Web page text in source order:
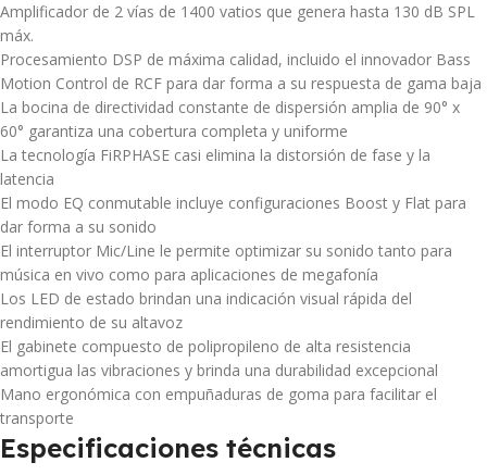
Amplificador de 2 vías de 1400 vatios que genera hasta 130 dB SPL
máx.
Procesamiento DSP de máxima calidad, incluido el innovador Bass
Motion Control de RCF para dar forma a su respuesta de gama baja
La bocina de directividad constante de dispersión amplia de 90° x
60° garantiza una cobertura completa y uniforme
La tecnología FiRPHASE casi elimina la distorsión de fase y la
latencia
El modo EQ conmutable incluye configuraciones Boost y Flat para
dar forma a su sonido
El interruptor Mic/Line le permite optimizar su sonido tanto para
música en vivo como para aplicaciones de megafonía
Los LED de estado brindan una indicación visual rápida del
rendimiento de su altavoz
El gabinete compuesto de polipropileno de alta resistencia
amortigua las vibraciones y brinda una durabilidad excepcional
Mano ergonómica con empuñaduras de goma para facilitar el
transporte
Especificaciones técnicas